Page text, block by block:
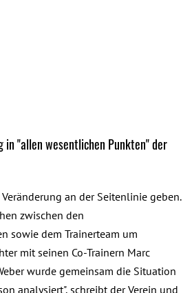
in "allen wesentlichen Punkten" der
an der Seitenlinie geben.
zwischen den
sowie dem Trainerteam um
mit seinen Co-Trainern Marc
wurde gemeinsam die Situation
analysiert", schreibt der Verein und